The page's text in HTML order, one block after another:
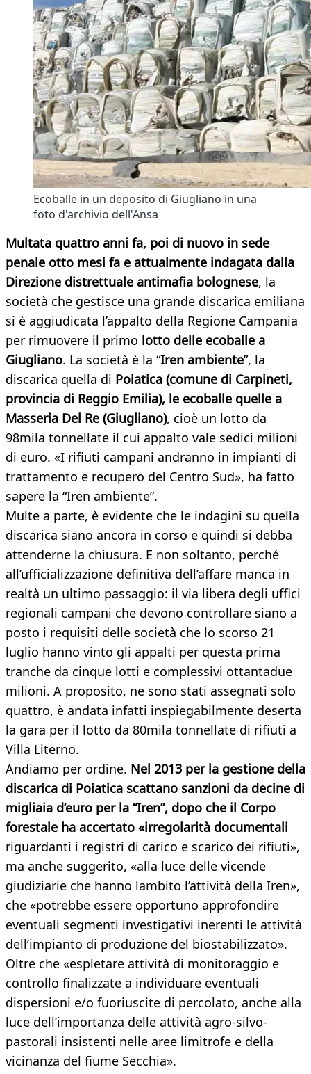
Ecoballe in un deposito di Giugliano in una
foto d'archivio dell'Ansa
Multata quattro anni fa, poi di nuovo in sede
penale otto mesi fa e attualmente indagata dalla
Direzione distrettuale antimafia bolognese, la
società che gestisce una grande discarica emiliana
si è aggiudicata l’appalto della Regione Campania
per rimuovere il primo lotto delle ecoballe a
Giugliano. La società è la “Iren ambiente”, la
discarica quella di Poiatica (comune di Carpineti,
provincia di Reggio Emilia), le ecoballe quelle a
Masseria Del Re (Giugliano), cioè un lotto da
98mila tonnellate il cui appalto vale sedici milioni
di euro. «I rifiuti campani andranno in impianti di
trattamento e recupero del Centro Sud», ha fatto
sapere la “Iren ambiente”.
Multe a parte, è evidente che le indagini su quella
discarica siano ancora in corso e quindi si debba
attenderne la chiusura. E non soltanto, perché
all’ufficializzazione definitiva dell’affare manca in
realtà un ultimo passaggio: il via libera degli uffici
regionali campani che devono controllare siano a
posto i requisiti delle società che lo scorso 21
luglio hanno vinto gli appalti per questa prima
tranche da cinque lotti e complessivi ottantadue
milioni. A proposito, ne sono stati assegnati solo
quattro, è andata infatti inspiegabilmente deserta
la gara per il lotto da 80mila tonnellate di rifiuti a
Villa Literno.
Andiamo per ordine. Nel 2013 per la gestione della
discarica di Poiatica scattano sanzioni da decine di
migliaia d’euro per la “Iren”, dopo che il Corpo
forestale ha accertato «irregolarità documentali
riguardanti i registri di carico e scarico dei rifiuti»,
ma anche suggerito, «alla luce delle vicende
giudiziarie che hanno lambito l’attività della Iren»,
che «potrebbe essere opportuno approfondire
eventuali segmenti investigativi inerenti le attività
dell’impianto di produzione del biostabilizzato».
Oltre che «espletare attività di monitoraggio e
controllo finalizzate a individuare eventuali
dispersioni e/o fuoriuscite di percolato, anche alla
luce dell’importanza delle attività agro-silvo-
pastorali insistenti nelle aree limitrofe e della
vicinanza del fiume Secchia».